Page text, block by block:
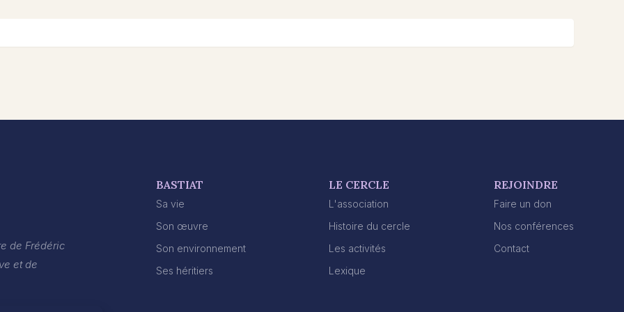
de Frédéric
et de
BASTIAT
Sa vie
Son œuvre
Son environnement
Ses héritiers
LE CERCLE
L'association
Histoire du cercle
Les activités
Lexique
REJOINDRE
Faire un don
Nos conférences
Contact